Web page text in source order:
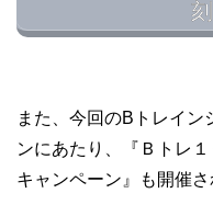
また、今回のBトレイ
ンにあたり、『Ｂトレ
キャンペーン』も開催さ